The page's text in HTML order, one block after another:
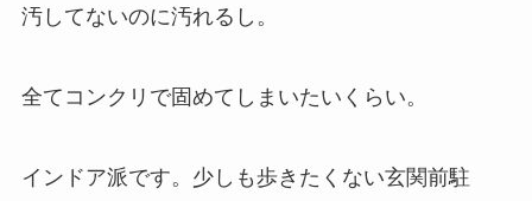
汚してないのに汚れるし。
全てコンクリで固めてしまいたいくらい。
インドア派です。少しも歩きたくない玄関前駐